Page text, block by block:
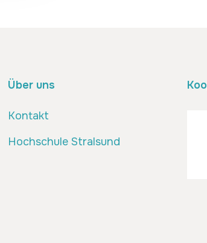
Über uns
Kontakt
Hochschule Stralsund